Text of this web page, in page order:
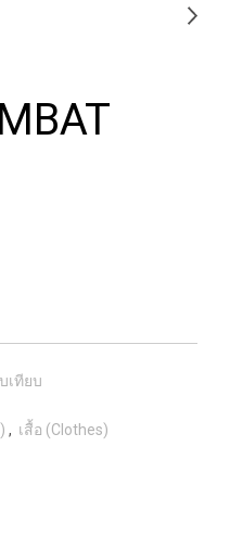
เทียบ
, เสื้อ (Clothes)